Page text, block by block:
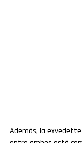
Además, la